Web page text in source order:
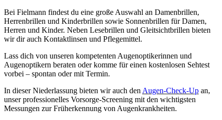
Bei Fielmann findest du eine große Auswahl an Damenbrillen,
Herrenbrillen und Kinderbrillen sowie Sonnenbrillen für Damen,
Herren und Kinder. Neben Lesebrillen und Gleitsichtbrillen bieten
wir dir auch Kontaktlinsen und Pflegemittel.
Lass dich von unseren kompetenten Augenoptikerinnen und
Augenoptikern beraten oder komme für einen kostenlosen Sehtest
vorbei – spontan oder mit Termin.
In dieser Niederlassung bieten wir auch den Augen-Check-Up an,
unser professionelles Vorsorge-Screening mit den wichtigsten
Messungen zur Früherkennung von Augenkrankheiten.